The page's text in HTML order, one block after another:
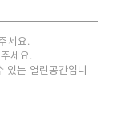
세요.
세요.
있는 열린공간입니